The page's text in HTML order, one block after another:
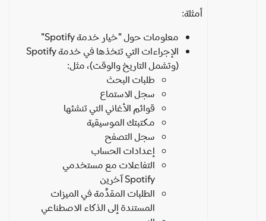
أمثلة:
معلومات حول "خيار خدمة Spotify"
الإجراءات التي تتخذها في خدمة Spotify
(وتشمل التاريخ والوقت)، مثل:
طلبات البحث
سجل الاستماع
قوائم الأغاني التي تنشئها
مكتبتك الموسيقية
سجل التصفح
إعدادات الحساب
التفاعلات مع مستخدمي
Spotify آخرين
الطلبات المقدَّمة في الميزات
المستندة إلى الذكاء الاصطناعي